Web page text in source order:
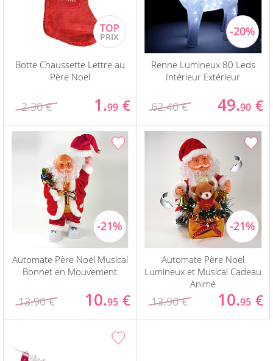
Botte Chaussette Lettre au
Père Noel
2.30 € 1.99 €
Renne Lumineux 80 Leds
Intérieur Extérieur
62.40 € 49.90 €
Automate Père Noël Musical
Bonnet en Mouvement
13.90 € 10.95 €
Automate Père Noël
Lumineux et Musical Cadeau
Animé
13.90 € 10.95 €